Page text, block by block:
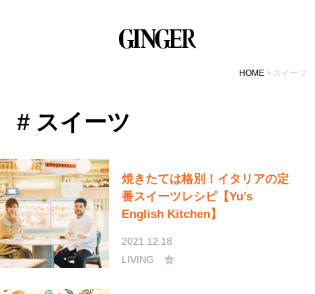
HOME スイーツ
# スイーツ
焼きたては格別！イタリアの定
番スイーツレシピ【Yu’s
English Kitchen】
2021.12.18
LIVING
食